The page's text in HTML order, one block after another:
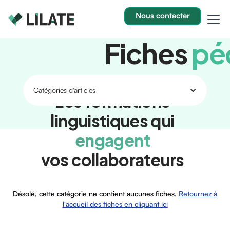
Nous contacter
Fiches
Les formations
linguistiques qui
engagent
vos collaborateurs
Catégories d'articles
Désolé, cette catégorie ne contient aucunes fiches.
l'accueil des fiches en cliquant ici
Désolé, cette catégorie ne contient aucunes fiches. Retournez à
l'accueil des fiches en cliquant ici